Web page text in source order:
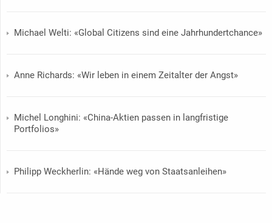
Michael Welti: «Global Citizens sind eine Jahrhundertchance»
Anne Richards: «Wir leben in einem Zeitalter der Angst»
Michel Longhini: «China-Aktien passen in langfristige
Portfolios»
Philipp Weckherlin: «Hände weg von Staatsanleihen»